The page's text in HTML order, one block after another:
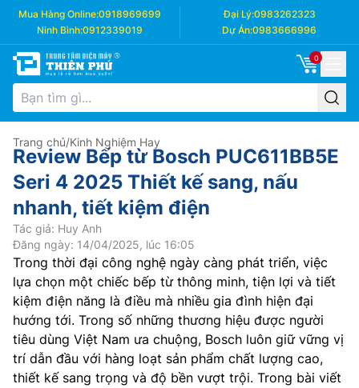
Mua Hàng Online:0918969699 Đại Lý:0983262323
Ninh Bình:0912339019 Dự Án:0983666996
0
Trang chủ/Kinh Nghiệm Hay
Review Bếp từ Bosch PUC611BB5E
Seri 4 2025 Thiết kế sang, nấu
nhanh, tiết kiệm điện
Tác giả: Huy Anh
Đăng ngày: 14/04/2025, lúc 16:05
Trong thời đại công nghệ ngày càng phát triển, việc
lựa chọn một chiếc bếp từ thông minh, tiện lợi và tiết
kiệm điện năng là điều mà nhiều gia đình hiện đại
hướng tới. Trong số những thương hiệu được người
tiêu dùng Việt Nam ưa chuộng, Bosch luôn giữ vững vị
trí dẫn đầu với hàng loạt sản phẩm chất lượng cao,
thiết kế sang trọng và độ bền vượt trội. Trong bài viết